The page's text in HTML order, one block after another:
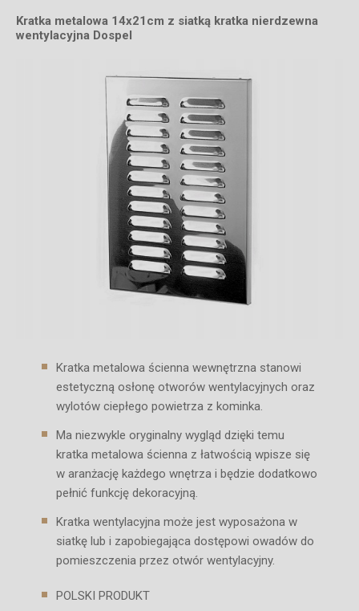
Kratka metalowa 14x21cm z siatką kratka nierdzewna
wentylacyjna Dospel
Kratka metalowa ścienna wewnętrzna stanowi
estetyczną osłonę otworów wentylacyjnych oraz
wylotów ciepłego powietrza z kominka.
Ma niezwykle oryginalny wygląd dzięki temu
kratka metalowa ścienna z łatwością wpisze się
w aranżację każdego wnętrza i będzie dodatkowo
pełnić funkcję dekoracyjną.
Kratka wentylacyjna może jest wyposażona w
siatkę lub i zapobiegająca dostępowi owadów do
pomieszczenia przez otwór wentylacyjny.
POLSKI PRODUKT